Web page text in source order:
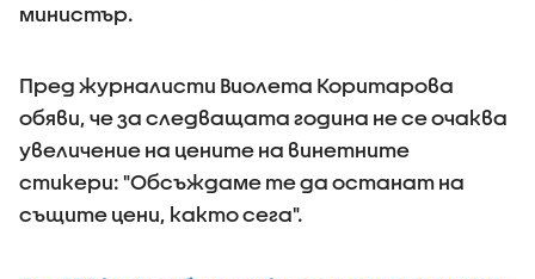
министър.
Пред журналисти Виолета Коритарова
обяви, че за следващата година не се очаква
увеличение на цените на винетните
стикери: "Обсъждаме те да останат на
същите цени, както сега".